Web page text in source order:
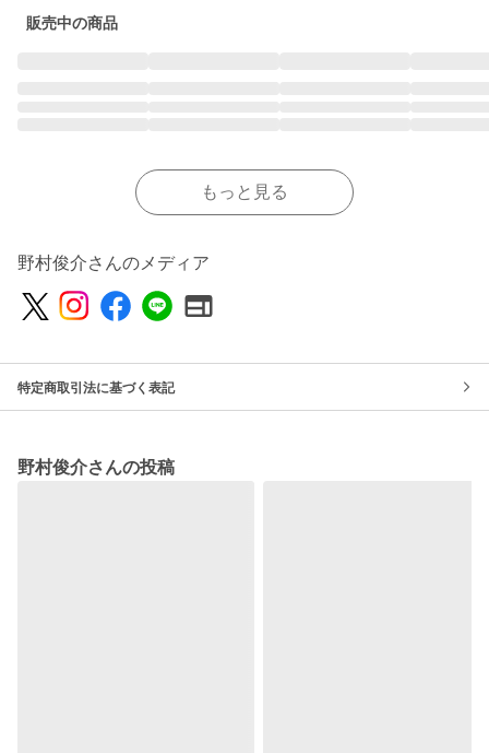
販売中の商品
もっと見る
野村俊介さんのメディア
特定商取引法に基づく表記
野村俊介さんの投稿